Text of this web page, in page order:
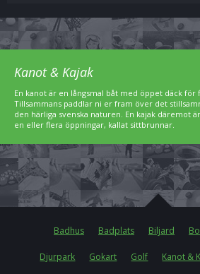
Kanot & Kajak
En kanot är en långsmal båt med öppet däck för
Tillsammans paddlar ni er fram över det
den härliga svenska naturen. En kajak däremot
en eller flera öppningar, kallat sittbrunnar.
Badhus Badplats Biljard
Djurpark Gokart Golf Kanot &